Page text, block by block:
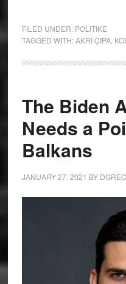
FILED UNDER: POLITIKE
TAGGED WITH:AKRI ÇIPA,
The Biden
Needs a
Balkans
JANUARY 27, 2021 BY